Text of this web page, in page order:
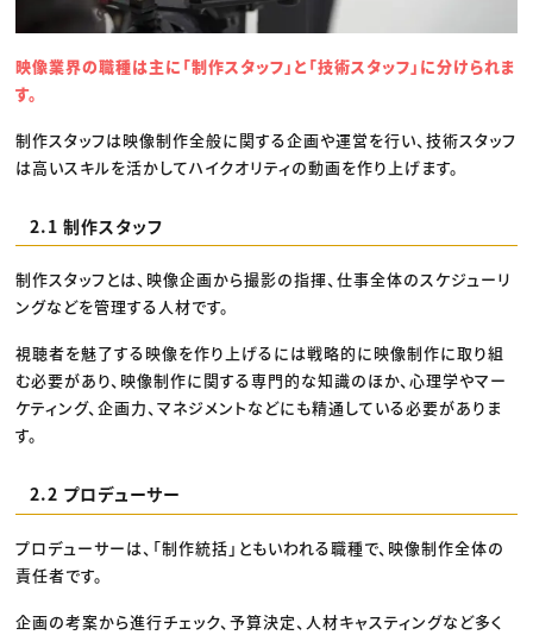
映像業界の職種は主に「制作スタッフ」と「技術スタッフ」に分けられま
す。
制作スタッフは映像制作全般に関する企画や運営を行い、技術スタッフ
は高いスキルを活かしてハイクオリティの動画を作り上げます。
2.1 制作スタッフ
制作スタッフとは、映像企画から撮影の指揮、仕事全体のスケジューリ
ングなどを管理する人材です。
視聴者を魅了する映像を作り上げるには戦略的に映像制作に取り組
む必要があり、映像制作に関する専門的な知識のほか、心理学やマー
ケティング、企画力、マネジメントなどにも精通している必要がありま
す。
2.2 プロデューサー
プロデューサーは、「制作統括」ともいわれる職種で、映像制作全体の
責任者です。
企画の考案から進行チェック、予算決定、人材キャスティングなど多く